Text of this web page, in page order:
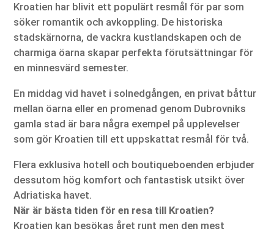
Kroatien har blivit ett populärt resmål för par som
söker romantik och avkoppling. De historiska
stadskärnorna, de vackra kustlandskapen och de
charmiga öarna skapar perfekta förutsättningar för
en minnesvärd semester.
En middag vid havet i solnedgången, en privat båttur
mellan öarna eller en promenad genom Dubrovniks
gamla stad är bara några exempel på upplevelser
som gör Kroatien till ett uppskattat resmål för två.
Flera exklusiva hotell och boutiqueboenden erbjuder
dessutom hög komfort och fantastisk utsikt över
Adriatiska havet.
När är bästa tiden för en resa till Kroatien?
Kroatien kan besökas året runt men den mest